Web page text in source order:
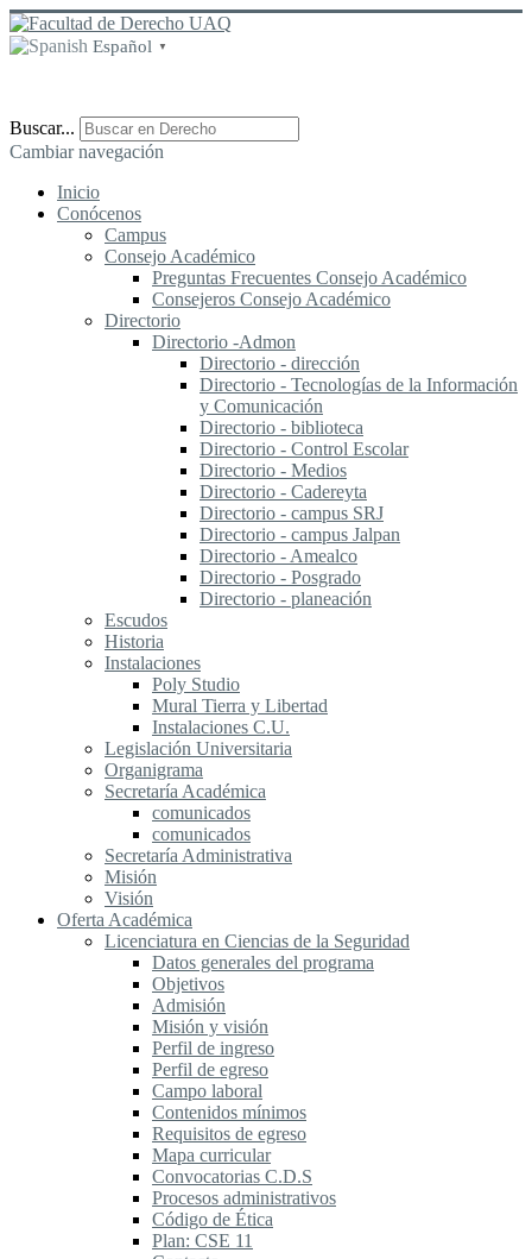
Español ▼
Buscar...
Cambiar navegación
Inicio
Conócenos
Campus
Consejo Académico
Preguntas Frecuentes Consejo Académico
Consejeros Consejo Académico
Directorio
Directorio -Admon
Directorio - dirección
Directorio - Tecnologías de la Información
y Comunicación
Directorio - biblioteca
Directorio - Control Escolar
Directorio - Medios
Directorio - Cadereyta
Directorio - campus SRJ
Directorio - campus Jalpan
Directorio - Amealco
Directorio - Posgrado
Directorio - planeación
Escudos
Historia
Instalaciones
Poly Studio
Mural Tierra y Libertad
Instalaciones C.U.
Legislación Universitaria
Organigrama
Secretaría Académica
comunicados
comunicados
Secretaría Administrativa
Misión
Visión
Oferta Académica
Licenciatura en Ciencias de la Seguridad
Datos generales del programa
Objetivos
Admisión
Misión y visión
Perfil de ingreso
Perfil de egreso
Campo laboral
Contenidos mínimos
Requisitos de egreso
Mapa curricular
Convocatorias C.D.S
Procesos administrativos
Código de Ética
Plan: CSE 11